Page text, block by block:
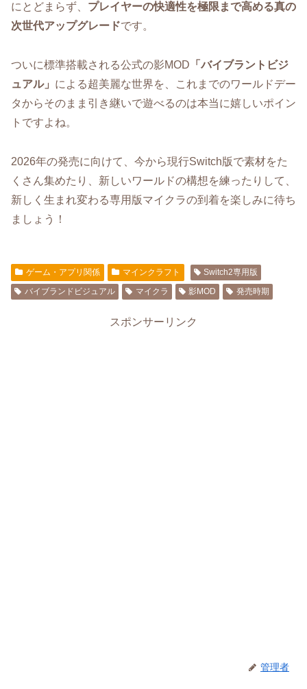
にとどまらず、 プレイヤーの快適性を極限まで高める真の
次世代アップグレードです。
ついに標準搭載される公式の影MOD 「バイブラントビジ
ュアル」 による超美麗な世界を、これまでのワールドデー
タからそのまま引き継いで遊べるのは本当に嬉しいポイン
トですよね。
2026年の発売に向けて、今から現行Switch版で素材をた
くさん集めたり、新しいワールドの構想を練ったりして、
新しく生まれ変わる専用版マイクラの到着を楽しみに待ち
ましょう！
ゲーム・アプリ関係 マインクラフト
Switch2専用版
バイブランドビジュアル
マイクラ 影MOD 発売時期
スポンサーリンク
管理者